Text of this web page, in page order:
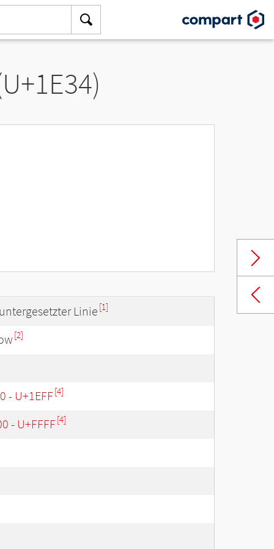
Linie [1]
[2]
- U+1EFF[4]
- U+FFFF[4]